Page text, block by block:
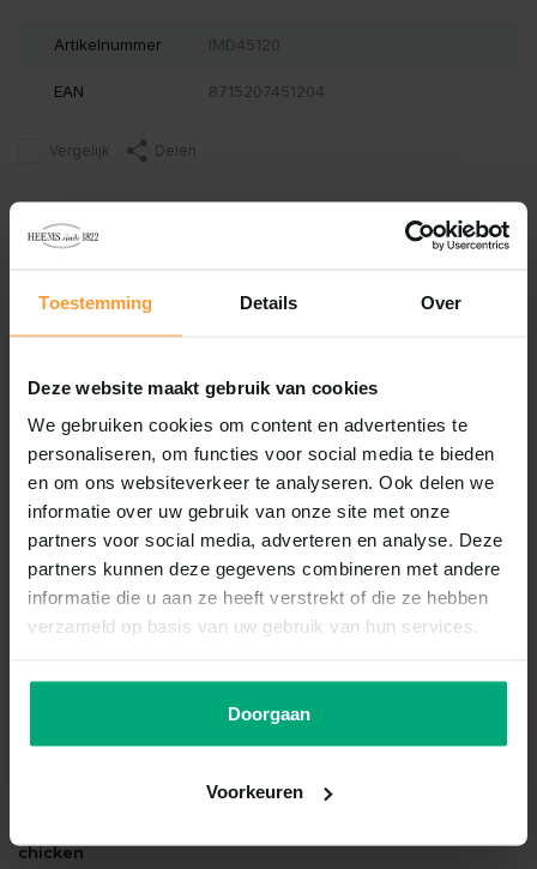
Toestemming Details Over
Deze website maakt gebruik van cookies
We gebruiken cookies om content en advertenties te
personaliseren, om functies voor social media te bieden
en om ons websiteverkeer te analyseren. Ook delen we
informatie over uw gebruik van onze site met onze
partners voor social media, adverteren en analyse. Deze
partners kunnen deze gegevens combineren met andere
informatie die u aan ze heeft verstrekt of die ze hebben
verzameld op basis van uw gebruik van hun services.
Doorgaan
Voorkeuren
Artikelnummer IMD45120
EAN 8715207451204
Vergelijk Delen
Reviews
0/ Based on 0 reviews
Recent bekeken
chicken